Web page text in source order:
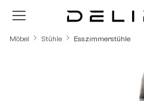
Zum Hauptinhalt springen
Möbel Stühle Esszimmerstühle